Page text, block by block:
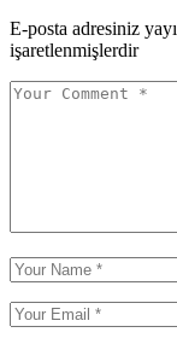
E-posta adresiniz
işaretlenmişlerdir